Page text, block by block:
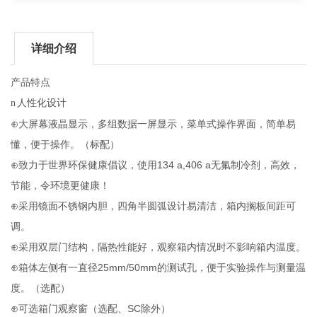
详细介绍
产品特点
n 人性化设计
⊕大屏幕液晶显示，多组数据一屏显示，菜单式操作界面，简单易
懂，便于操作。（标配）
⊕致力于世界环保健康倡议，使用 134 a,406 a无氟制冷剂，高效，
节能，令环境更健康！
⊕采用镜面不锈钢内胆，四角半圆弧设计易清洁，箱内搁板间距可
调。
⊕采用双层门结构，隔热性能好，观察箱内情况时不影响箱内温度。
⊕箱体左侧有一直径25mm/50mm的测试孔，便于实验操作与测量温
度。（选配）
⊕可选箱门观察窗（选配、 SC除外）